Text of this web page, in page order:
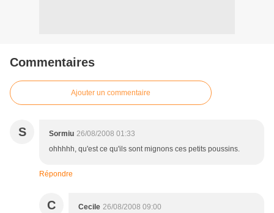
Commentaires
Ajouter un commentaire
S Sormiu 26/08/2008 01:33
ohhhhh, qu'est ce qu'ils sont mignons ces petits poussins.
Répondre
C Cecile 26/08/2008 09:00